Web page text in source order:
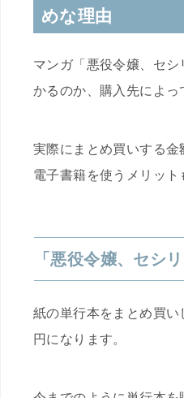
めな理由
マンガ「悪役令嬢、セ
かるのか、購入先によ
実際にまとめ買いする
電子書籍を使うメリッ
「悪役令嬢、セシ
紙の単行本をまとめ買
円になります。